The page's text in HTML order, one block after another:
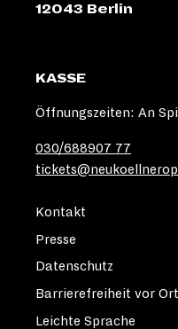
12043 Berlin
KASSE
Öffnungszeiten: An
030/688907 77
Kontakt
Presse
Datenschutz
Barrierefreiheit vor Ort
Leichte Sprache